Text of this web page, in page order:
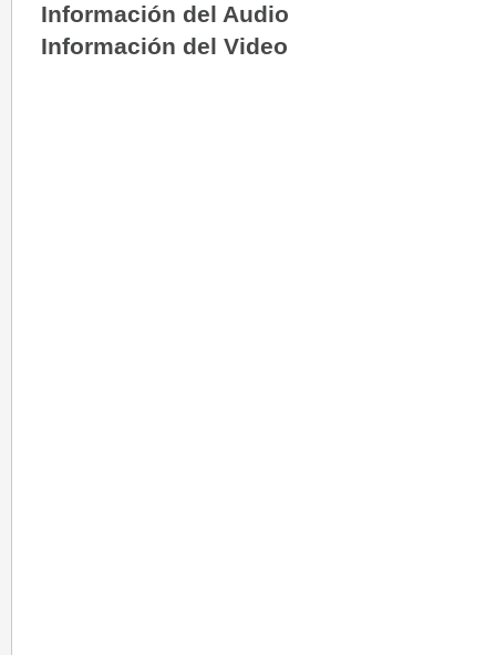
Información del Audio
Información del Video